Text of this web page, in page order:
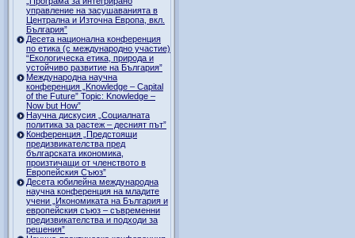
управление на засушаванията в
Централна и Източна Европа, вкл.
България”
Десета национална конференция
по етика (с международно участие)
“Екологическа етика, природа и
устойчиво развитие на България”
Международна научна
конференция „Knowledge – Capital
of the Future” Topic: Knowledge –
Now but How”
Научна дискусия „Социалната
политика за растеж – десният път”
Конференция „Предстоящи
предизвикателства пред
българската икономика,
произтичащи от членството в
Европейския Съюз”
Десета юбилейна международна
научна конференция на младите
учени „Икономиката на България и
европейския съюз – съвременни
предизвикателства и подходи за
решения”